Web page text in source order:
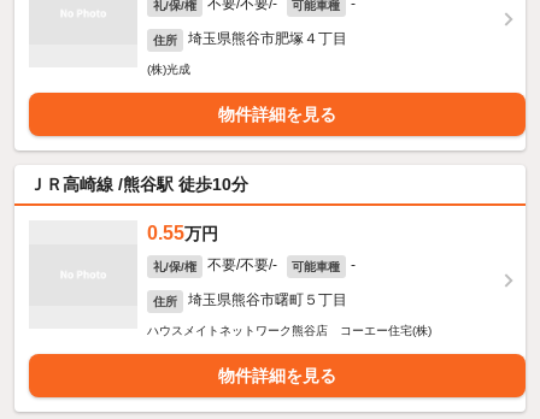
礼/保/権 不要/不要/- 可能車種 -
住所 埼玉県熊谷市肥塚４丁目
(株)光成
物件詳細を見る
ＪＲ高崎線 /熊谷駅 徒歩10分
0.55万円
礼/保/権 不要/不要/- 可能車種 -
住所 埼玉県熊谷市曙町５丁目
ハウスメイトネットワーク熊谷店 コーエー住宅(株)
物件詳細を見る